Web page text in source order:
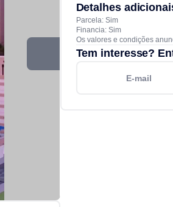
Detalhes
Parcela: Sim
Financia: Sim
Os valores e condições
Tem interesse?
E-mail